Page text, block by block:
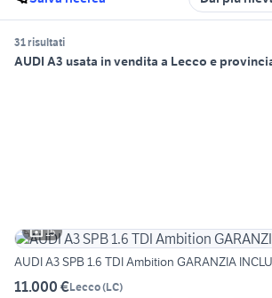
31 risultati
AUDI A3 usata in vendita a Lecco e
15
AUDI A3 SPB 1.6 TDI Ambition GARANZIA
11.000 €Lecco(LC)